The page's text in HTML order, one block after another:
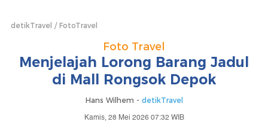
detikTravel FotoTravel
Foto Travel
Menjelajah Lorong Barang Jadul
di Mall Rongsok Depok
Hans Wilhem - detikTravel
Kamis, 28 Mei 2026 07:32 WIB